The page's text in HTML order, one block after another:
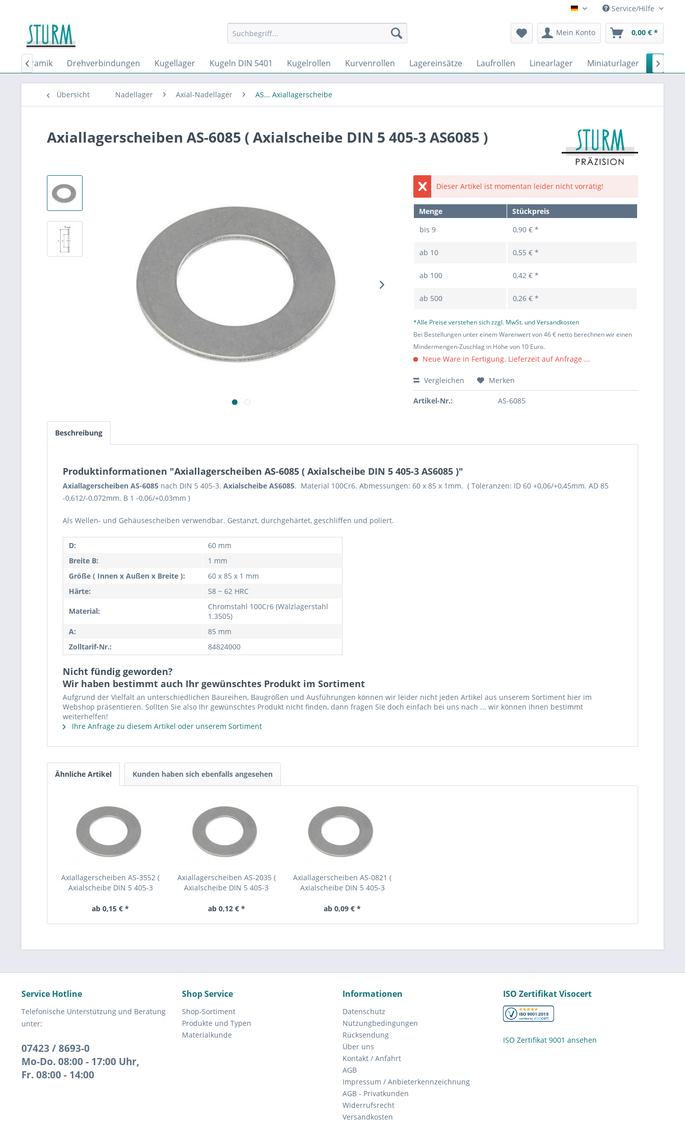
Deutsch Service/Hilfe
Mein Konto 0,00 € *
Keramik Drehverbindungen Kugellager Kugeln DIN 5401 Kugelrollen Kurvenrollen Lagereinsätze Laufrollen Linearlager Miniaturlager
 
Übersicht Nadellager Axial-Nadellager AS... Axiallagerscheibe
Axiallagerscheiben AS-6085 ( Axialscheibe DIN 5 405-3 AS6085 )
Dieser Artikel ist momentan leider nicht vorrätig!
Menge
Stückpreis
bis9 0,90 € *
ab 10 0,55 € *
ab 100 0,42 € *
ab 500 0,26 € *
*Alle Preise verstehen sich zzgl. MwSt. und Versandkosten
Bei Bestellungen unter einem Warenwert von 46 € netto berechnen wir einen
Mindermengen-Zuschlag in Höhe von 10 Euro.
Neue Ware in Fertigung. Lieferzeit auf Anfrage ...
Vergleichen Merken
Artikel-Nr.: AS-6085
Beschreibung
Produktinformationen "Axiallagerscheiben AS-6085 ( Axialscheibe DIN 5 405-3 AS6085 )"
Axiallagerscheiben AS-6085 nach DIN 5 405-3. Axialscheibe AS6085. Material 100Cr6. Abmessungen: 60 x 85 x 1mm. ( Toleranzen: ID 60 +0,06/+0,45mm. AD 85
-0,612/-0,072mm. B 1 -0,06/+0,03mm )
Als Wellen- und Gehäusescheiben verwendbar. Gestanzt, durchgehärtet, geschliffen und poliert.
D:
60 mm
Breite B:
1 mm
Größe ( Innen x Außen x Breite ):
60 x 85 x 1 mm
Härte:
58 ~ 62 HRC
Material:
Chromstahl 100Cr6 (Wälzlagerstahl
1.3505)
A:
85 mm
Zolltarif-Nr.:
84824000
Nicht fündig geworden?
Wir haben bestimmt auch Ihr gewünschtes Produkt im Sortiment
Aufgrund der Vielfalt an unterschiedlichen Baureihen, Baugrößen und Ausführungen können wir leider nicht jeden Artikel aus unserem Sortiment hier im
Webshop präsentieren. Sollten Sie also Ihr gewünschtes Produkt nicht finden, dann fragen Sie doch einfach bei uns nach ... wir können Ihnen bestimmt
weiterhelfen!
Ihre Anfrage zu diesem Artikel oder unserem Sortiment
Ähnliche Artikel Kunden haben sich ebenfalls angesehen
Axiallagerscheiben AS-3552 (
Axialscheibe DIN 5 405-3
ab 0,15 € *
Axiallagerscheiben AS-2035 (
Axialscheibe DIN 5 405-3
ab 0,12 € *
Axiallagerscheiben AS-0821 (
Axialscheibe DIN 5 405-3
ab 0,09 € *
Service Hotline
Telefonische Unterstützung und Beratung
unter:
07423 / 8693-0
Mo-Do. 08:00 - 17:00 Uhr,
Fr. 08:00 - 14:00
Shop Service
Shop-Sortiment
Produkte und Typen
Materialkunde
Informationen
Datenschutz
Nutzungbedingungen
Rücksendung
Über uns
Kontakt / Anfahrt
AGB
Impressum / Anbieterkennzeichnung
AGB - Privatkunden
Widerrufsrecht
Versandkosten
ISO Zertifikat Visocert
ISO Zertifikat 9001 ansehen